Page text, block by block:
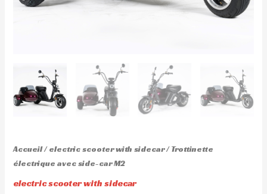
Accueil/electric scooter with sidecar/ Trottinette
électrique avec side-car M2
electric scooter with sidecar